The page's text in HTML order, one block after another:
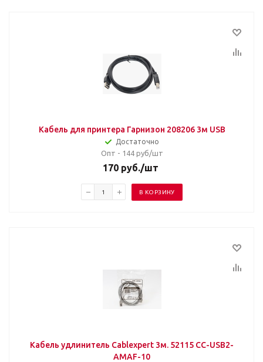
Кабель для принтера Гарнизон 208206 3м USB
Достаточно
Опт - 144 руб/шт
170 руб./шт
В КОРЗИНУ
Кабель удлинитель Cablexpert 3м. 52115 CC-USB2-
AMAF-10